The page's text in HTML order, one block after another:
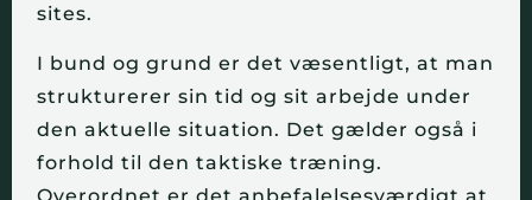
sites.
I bund og grund er det væsentligt, at man
strukturerer sin tid og sit arbejde under
den aktuelle situation. Det gælder også i
forhold til den taktiske træning.